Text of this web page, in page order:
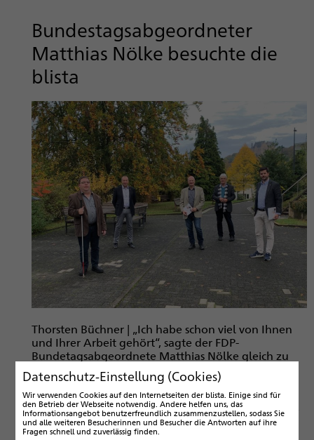
g
a
o
n
Bundestagsabgeordneter
Matthias Nölke besuchte die
blista
Thorsten Büchner | „Ich habe schon viel von Ihnen
und Ihrer Arbeit gehört“, sagte der FDP-
Bundetagsabgeordnete Matthias Nölke gleich zu
Beginn seines Besuchs, als er zusammen mit dem
örtlichen FDP-Kreisvorsitzenden Werner Böhm auf
dem blistaCampus eintraf. „Herzlich Willkommen
auf unserem inklusiven Bildungscampus!“ begrüßte
blista-Direktor Claus Duncker zusammen mit dem
stellvertretenden Vorstand Patrick Temmesfeld die
Datenschutz-Einstellung (Cookies)
Wir verwenden Cookies auf den Internetseiten der blista. Einige sind für
den Betrieb der Webseite notwendig. Andere helfen uns, das
Informationsangebot benutzerfreundlich zusammenzustellen, sodass Sie
und alle weiteren Besucherinnen und Besucher die Antworten auf ihre
Fragen schnell und zuverlässig finden.